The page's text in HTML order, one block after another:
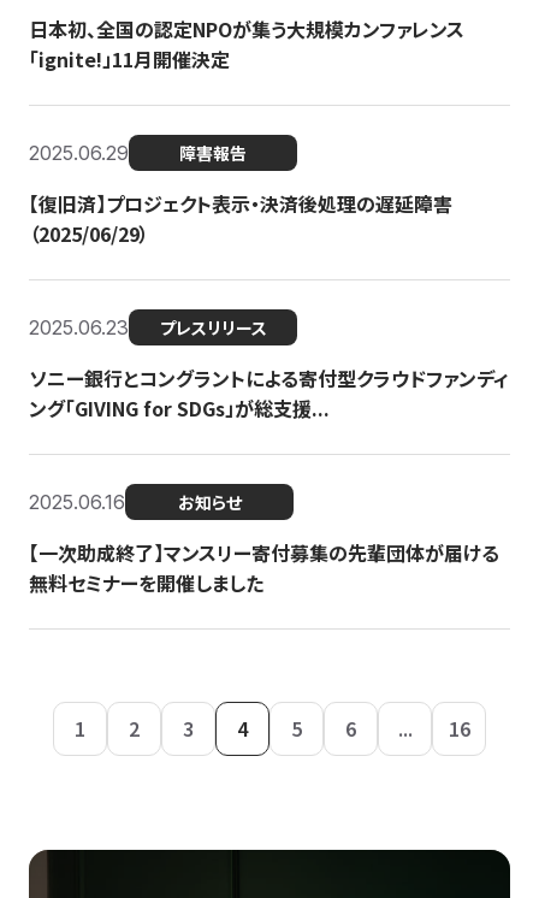
日本初、全国の認定NPOが集う大規模カンファレンス
「ignite!」11月開催決定
2025.06.29 障害報告
【復旧済】プロジェクト表示・決済後処理の遅延障害
（2025/06/29）
2025.06.23 プレスリリース
ソニー銀行とコングラントによる寄付型クラウドファンディ
ング「GIVING for SDGs」が総支援...
2025.06.16 お知らせ
【一次助成終了】マンスリー寄付募集の先輩団体が届ける
無料セミナーを開催しました
1 2 3 4 5 6 ... 16